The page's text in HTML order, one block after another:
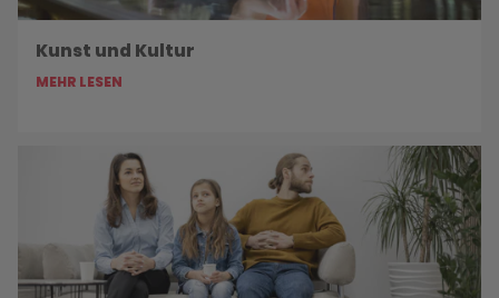
Kunst und Kultur
MEHR LESEN